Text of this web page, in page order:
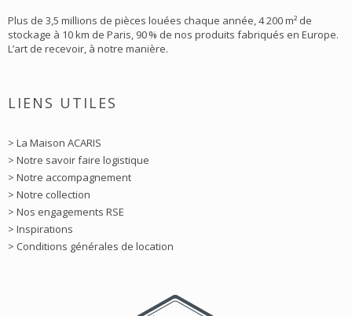
Plus de 3,5 millions de pièces louées chaque année, 4 200 m² de
stockage à 10 km de Paris, 90 % de nos produits fabriqués en Europe.
L’art de recevoir, à notre manière.
LIENS UTILES
> La Maison ACARIS
> Notre savoir faire logistique
> Notre accompagnement
> Notre collection
> Nos engagements RSE
> Inspirations
> Conditions générales de location